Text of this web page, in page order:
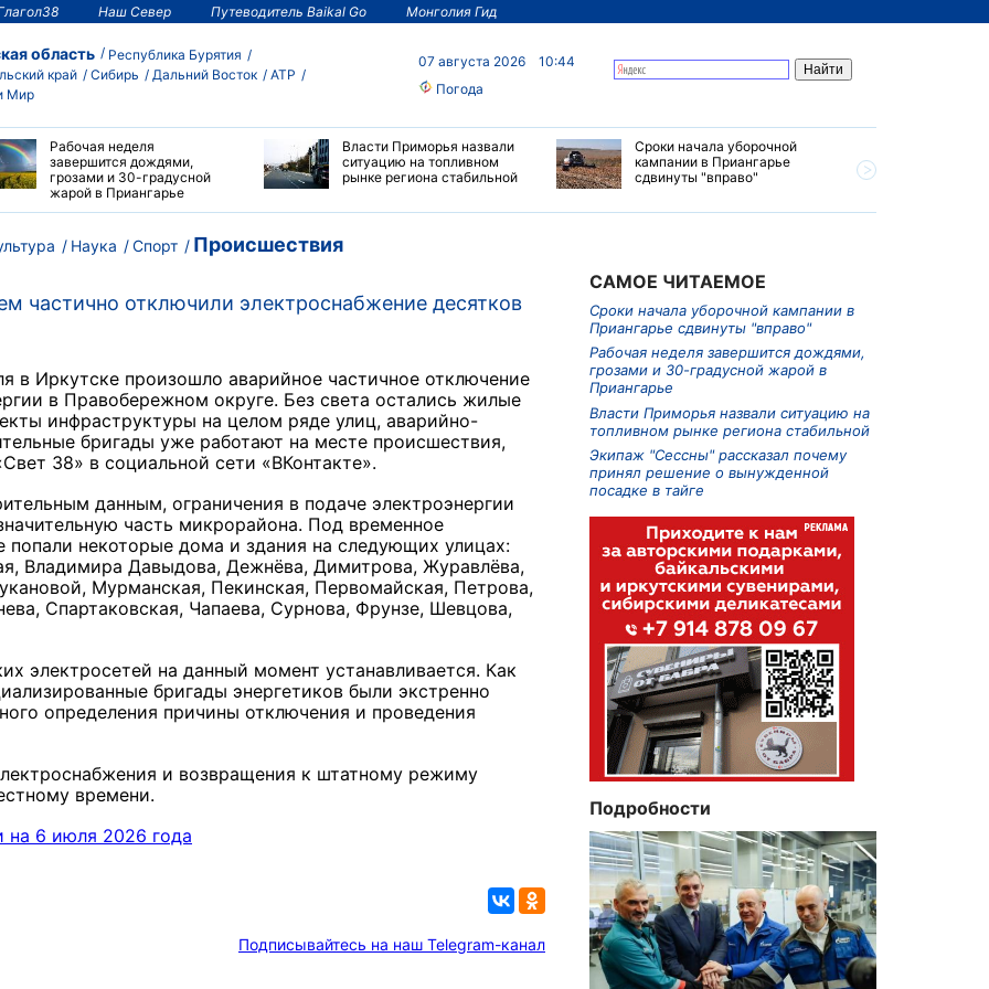
Наш Север Путеводитель Baikal Go Монголия Гид
область
Республика Бурятия
край
Сибирь Дальний Восток
АТР
Мир
07 августа 2026
10:44
Погода
Рабочая неделя
завершится дождями,
грозами и 30-градусной
жарой в Приангарье
Власти Приморья назвали
ситуацию на топливном
рынке региона стабильной
Сроки начала уборочной
кампании в Приангарье
сдвинуты "вправо"
Наука Спорт Происшествия
частично отключили электроснабжение десятков
в Иркутске произошло аварийное частичное отключение
в Правобережном округе. Без света остались жилые
инфраструктуры на целом ряде улиц, аварийно-
бригады уже работают на месте происшествия,
38» в социальной сети «ВКонтакте».
данным, ограничения в подаче электроэнергии
часть микрорайона. Под временное
попали некоторые дома и здания на следующих улицах:
Владимира Давыдова, Дежнёва, Димитрова, Журавлёва,
Мурманская, Пекинская, Первомайская, Петрова,
Спартаковская, Чапаева, Сурнова, Фрунзе, Шевцова,
электросетей на данный момент устанавливается. Как
бригады энергетиков были экстренно
определения причины отключения и проведения
и возвращения к штатному режиму
времени.
на 6 июля 2026 года
Подписывайтесь на наш Telegram-канал
САМОЕ ЧИТАЕМОЕ
Сроки начала уборочной кампании в
Приангарье сдвинуты "вправо"
Рабочая неделя завершится дождями,
грозами и 30-градусной жарой в
Приангарье
Власти Приморья назвали ситуацию на
топливном рынке региона стабильной
Экипаж "Сессны" рассказал почему
принял решение о вынужденной
посадке в тайге
Подробности